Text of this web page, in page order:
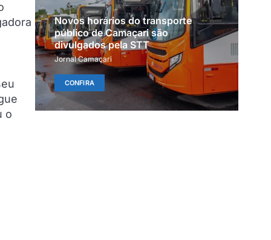
o
Novos horários do transporte
público de Camaçari são
divulgados pela STT
Jornal Camaçari
CONFIRA